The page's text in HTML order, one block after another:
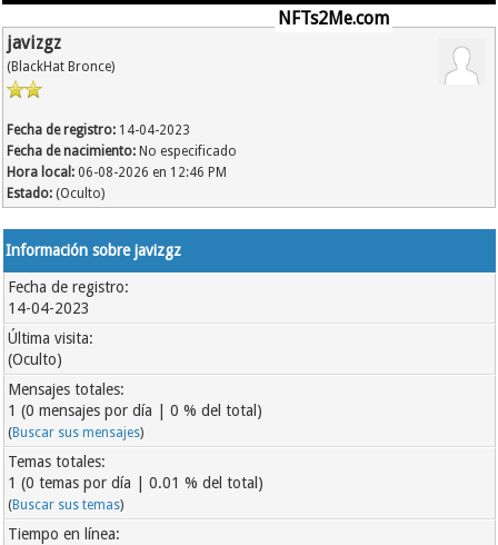
NFTs2Me.com
javizgz
(BlackHat Bronce)
Fecha de registro: 14-04-2023
Fecha de nacimiento: No especificado
Hora local: 06-08-2026 en 12:46 PM
Estado: (Oculto)
Información sobre javizgz
Fecha de registro:
14-04-2023
Última visita:
(Oculto)
Mensajes totales:
1 (0 mensajes por día | 0 % del total)
(Buscar sus mensajes)
Temas totales:
1 (0 temas por día | 0.01 % del total)
(Buscar sus temas)
Tiempo en línea: